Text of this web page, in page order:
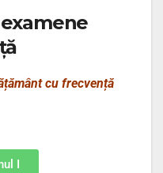
cu frecvență
I